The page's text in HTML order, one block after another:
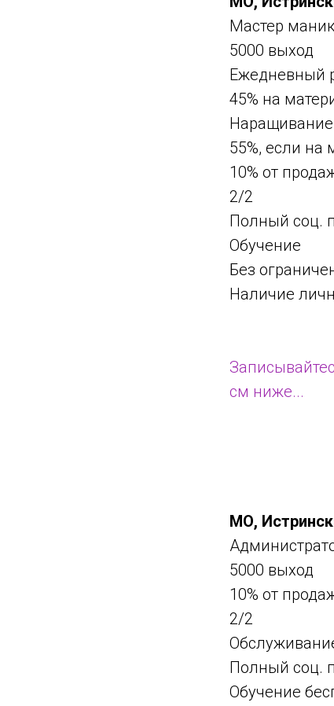
Мастер
5000 выход
Ежедневный
45% на
Наращивание
55%, если на
10% от
2/2
Полный соц.
Обучение
Без
Наличие
см ниже...
МО,
5000 выход
10% от
2/2
Полный соц.
Обучение